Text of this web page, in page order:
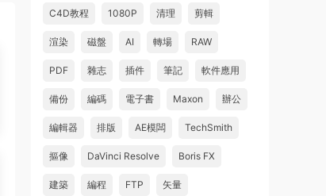
C4D教程 1080P 清理 剪輯
渲染 磁盤 AI 轉場 RAW
PDF 雜志 插件 筆記 軟件應用
備份 編碼 電子書 Maxon 辦公
編輯器 排版 AE模闆 TechSmith
摳像 DaVinci Resolve Boris FX
建築 編程 FTP 矢量